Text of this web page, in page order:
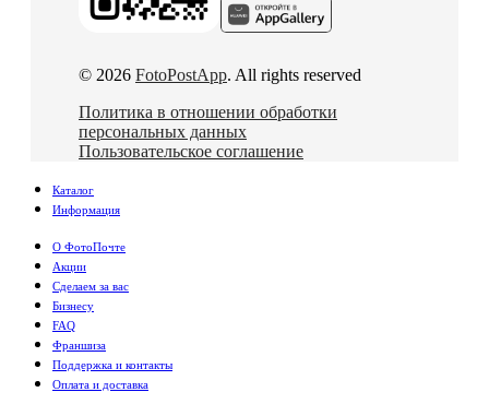
© 2026 FotoPostApp. All rights reserved
Политика в отношении обработки
персональных данных
Пользовательское соглашение
Каталог
Информация
О ФотоПочте
Акции
Сделаем за вас
Бизнесу
FAQ
Франшиза
Поддержка и контакты
Оплата и доставка